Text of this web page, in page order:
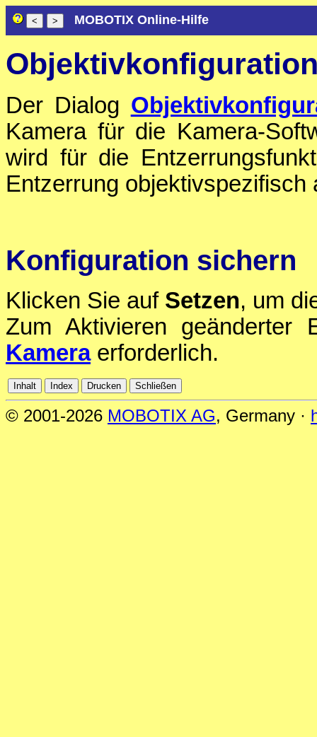
MOBOTIX Online-Hilfe
Der Dialog
Kamera für die Kamera-
wird für die
Entzerrung objektivspezifisch
Konfiguration sichern
Klicken Sie auf Setzen, um
Zum Aktivieren
Kameraerforderlich.
© 2001-2026 MOBOTIX AG, Germany ·